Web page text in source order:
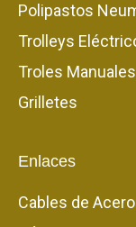
Polipastos
Trolleys
Troles Manuales
Grilletes
Enlaces
Cables de Acero